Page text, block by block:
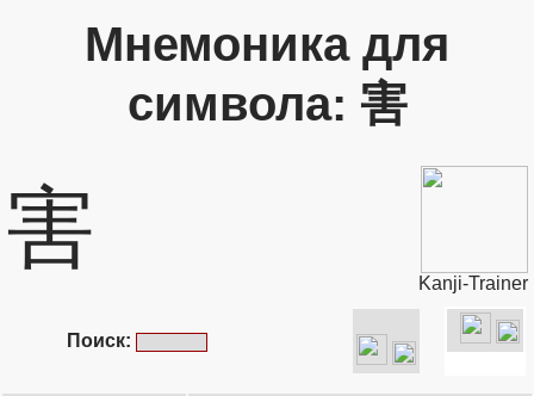
Мнемоника для
символа: 害
害
Kanji-Trainer
Поиск: